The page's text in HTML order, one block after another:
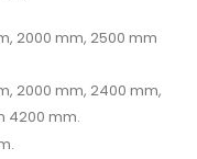
2000 mm, 2500 mm
2000 mm, 2400 mm,
4200 mm.